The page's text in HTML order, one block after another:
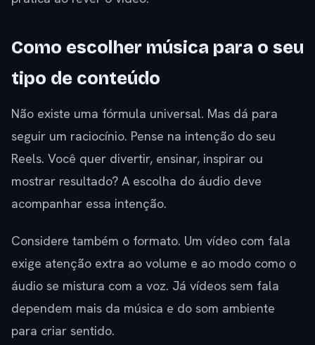
Como escolher música para o seu
tipo de conteúdo
Não existe uma fórmula universal. Mas dá para
seguir um raciocínio. Pense na intenção do seu
Reels. Você quer divertir, ensinar, inspirar ou
mostrar resultado? A escolha do áudio deve
acompanhar essa intenção.
Considere também o formato. Um vídeo com fala
exige atenção extra ao volume e ao modo como o
áudio se mistura com a voz. Já vídeos sem fala
dependem mais da música e do som ambiente
para criar sentido.